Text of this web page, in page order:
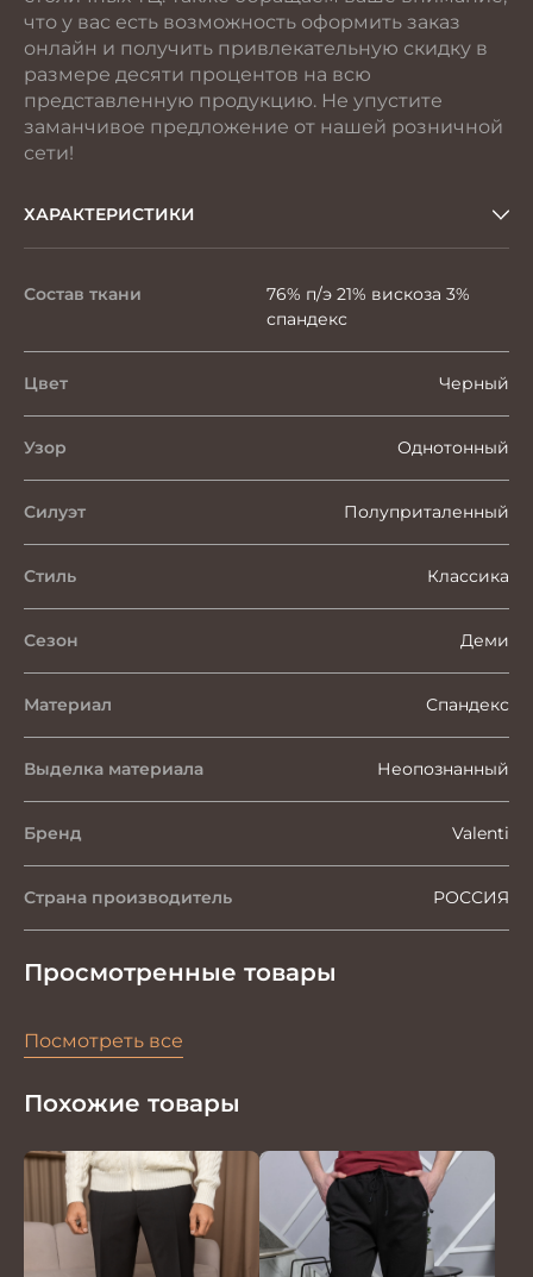
что у вас есть возможность оформить заказ
онлайн и получить привлекательную скидку в
размере десяти процентов на всю
представленную продукцию. Не упустите
заманчивое предложение от нашей розничной
сети!
ХАРАКТЕРИСТИКИ
Состав ткани
76% п/э 21% вискоза 3%
спандекс
Цвет Черный
Узор Однотонный
Силуэт Полуприталенный
Стиль Классика
Сезон Деми
Материал Спандекс
Выделка материала Неопознанный
Бренд Valenti
Страна производитель РОССИЯ
Просмотренные товары
Посмотреть все
Похожие товары